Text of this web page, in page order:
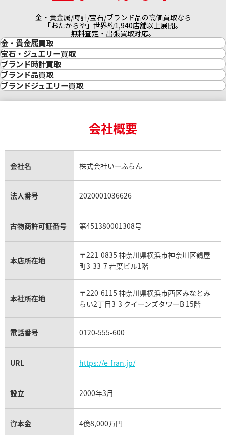
プラチナ850 (Pt850) ネックレス
20.6g
プラチナ
3.2g
金・貴金属/時計/宝石/ブランド品の高価買取なら
「おたからや」世界約1,940店舗以上展開。
無料査定・出張買取対応。
金・貴金属買取
金買取
金の相場価格情報
金の参考買取価格一覧
インゴット買取
インゴットの相場価格情報
24金買取
金貨買取
貴金属買取
銀・シルバー買取
パラジウム買取
宝石・ジュエリー買取
宝石・ジュエリー買取
ダイヤモンド買取
ダイヤモンド・宝石の参考価格一覧
リング・結婚指輪買取
エメラルド買取
トパーズ買取
タンザナイト買取
キャッツアイ買取
アクアマリン買取
ブランド時計買取
時計買取
ロレックス買取
ロレックス デイトナ買取
ロレックス サブマリーナー買取
ロレックス エクスプローラー買取
ロレックス デイトジャスト買取
パテック フィリップノーチラス買取
ヴァシュロン・コンスタンタン買取
オメガ買取
カルティエ買取
フランク ミュラー買取
リシャール・ミル買取
パネライ買取
チューダー（チュードル）買取
ブランド品買取
ブランド買取
シャネル マトラッセ買取
セリーヌ買取
プラダ買取
ブランドジュエリー買取
ヴァンクリーフ＆アーペル買取
ショーメ買取
ダミアーニ買取
モーブッサン買取
会社概要
会社名 株式会社いーふらん
法人番号 2020001036626
古物商許可証番号 第451380001308号
本店所在地
〒221-0835 神奈川県横浜市神奈川区鶴屋
町3-33-7 若葉ビル1階
本社所在地
〒220-6115 神奈川県横浜市西区みなとみ
らい2丁目3-3 クイーンズタワーB 15階
電話番号 0120-555-600
URL https://e-fran.jp/
設立 2000年3月
資本金 4億8,000万円